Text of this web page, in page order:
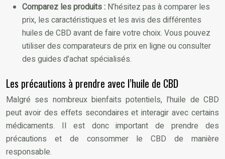
Comparez les produits : N’hésitez pas à comparer les
prix, les caractéristiques et les avis des différentes
huiles de CBD avant de faire votre choix. Vous pouvez
utiliser des comparateurs de prix en ligne ou consulter
des guides d’achat spécialisés.
Les précautions à prendre avec l’huile de CBD
Malgré ses nombreux bienfaits potentiels, l’huile de CBD
peut avoir des effets secondaires et interagir avec certains
médicaments. Il est donc important de prendre des
précautions et de consommer le CBD de manière
responsable.